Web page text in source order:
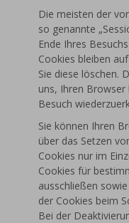
Die meisten der
so genannte
Ende Ihres
Cookies bleiben
Sie diese löschen.
uns, Ihren Browser
Besuch
Sie können Ihren
über das Setzen
Cookies nur im
Cookies für
ausschließen
der Cookies beim
Bei der